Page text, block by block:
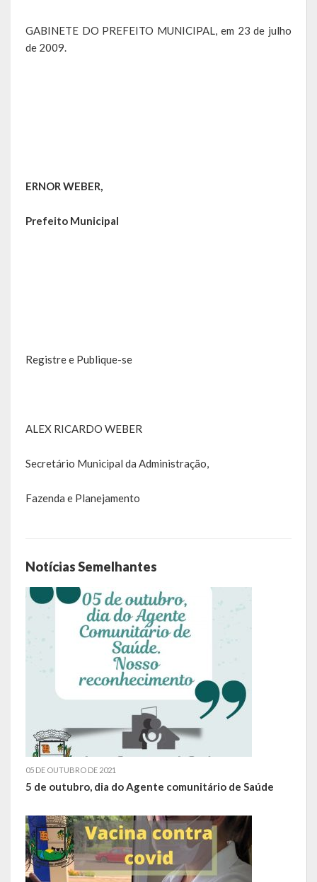
RPPS
Transparência
Apresentação
Convênios com o Estado
Fala Cidadão
ITBI Online
Acesso a Informação – SIC
Perguntas e Respostas
Formulário de Pedido de Informações
Formulário de Recurso
Servidor
Gestão Interna – GOVBR (Sistema)
GABINETE DO PREFEITO MUNICIPAL, em 23 de julho
de 2009.
ERNOR WEBER,
Prefeito Municipal
Registre e Publique-se
ALEX RICARDO WEBER
Secretário Municipal da Administração,
Fazenda e Planejamento
Notícias Semelhantes
05 DE OUTUBRO DE 2021
5 de outubro, dia do Agente comunitário de Saúde